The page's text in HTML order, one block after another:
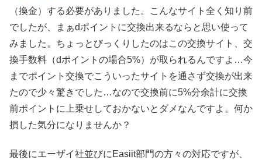
（換金）する必要がありました。こんなサイト全く知り前
でしたが、まぁdポイントに交換出来るならと思い使って
みました。ちょっとびっくりしたのはこの交換サイト、交
換手数料（dポイントの場合5%）が取られるんですよ…今
までポイント交換でこういったサイトを通さず交換が出来
たので少々驚きでした…なので交換前に5%分余計に交換
前ポイントに上乗せしておかないとダメなんですよ。何か
損した気分になりませんか？
最後にエーザイ社並びにEasiit部門の方々の対応ですが、